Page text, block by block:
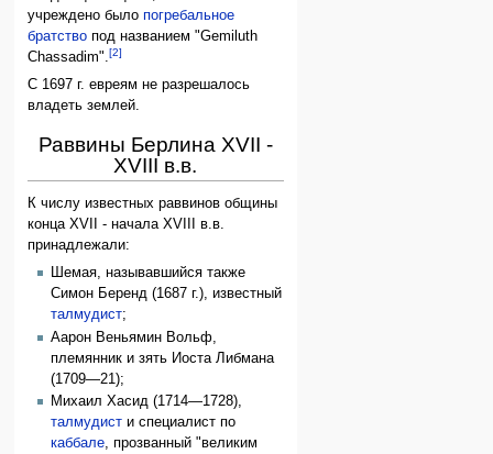
учреждено былопогребальное
братство под названием "Gemiluth
Chassadim".[2]
С 1697 г. евреям не разрешалось
владеть землей.
Раввины Берлина XVII -
XVIII в.в.
К числу известных раввинов общины
конца XVII - начала XVIII в.в.
принадлежали:
Шемая, называвшийся также
Симон Беренд (1687 г.), известный
талмудист;
Аарон Веньямин Вольф,
племянник и зять Иоста Либмана
(1709—21);
Михаил Хасид (1714—1728),
талмудисти специалист по
каббале, прозванный "великим